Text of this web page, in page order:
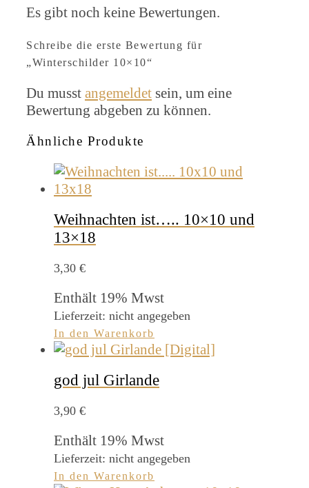
Es gibt noch keine Bewertungen.
Schreibe die erste Bewertung für
„Winterschilder 10×10“
Du musst angemeldet sein, um eine
Bewertung abgeben zu können.
Ähnliche Produkte
Weihnachten ist….. 10×10 und
13×18
3,30 €
Enthält 19% Mwst
Lieferzeit: nicht angegeben
In den Warenkorb
god jul Girlande
3,90 €
Enthält 19% Mwst
Lieferzeit: nicht angegeben
In den Warenkorb